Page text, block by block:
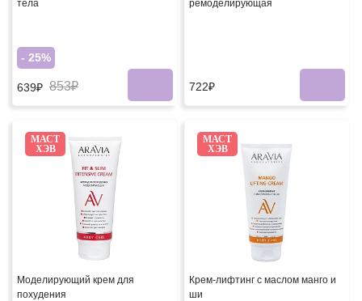
тела
- 25%
639₽ 853₽
ремоделирующая
722₽
МАСТ
ХЭВ
Моделирующий крем для
похудения
МАСТ
ХЭВ
Крем-лифтинг с маслом манго и
ши